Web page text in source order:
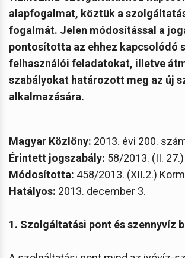
alapfogalmat, köztük a
fogalmát. Jelen módosítással a
pontosította az ehhez kapcsolódó
felhasználói feladatokat, illetve
szabályokat határozott meg az új
alkalmazására.
Magyar Közlöny: 2013. évi 200.
Érintett jogszabály: 58/2013. (II.
Módosította: 458/2013. (XII.2.)
Hatályos: 2013. december 3.
1. Szolgáltatási pont és szennyvíz